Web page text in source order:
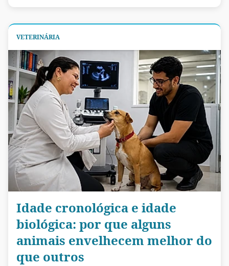
VETERINÁRIA
Idade cronológica e idade
biológica: por que alguns
animais envelhecem melhor do
que outros